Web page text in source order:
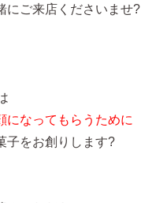
にご来店くださいませ?
になってもらうために
子をお創りします?